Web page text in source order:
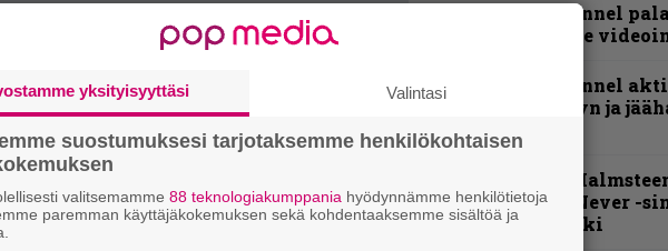
Blind Channel
tuplasingle
Blind Channel
uuden levyn ja
merkeissä
Yngwie
– Now or Never -
levyltä julki
yksityisyyttäsi Valintasi
suostumuksesi tarjotaksemme henkilökohtaisen
valitsemamme 88 teknologiakumppania hyödynnämme henkilötietoja
paremman käyttäjäkokemuksen sekä kohdentaaksemme sisältöä ja